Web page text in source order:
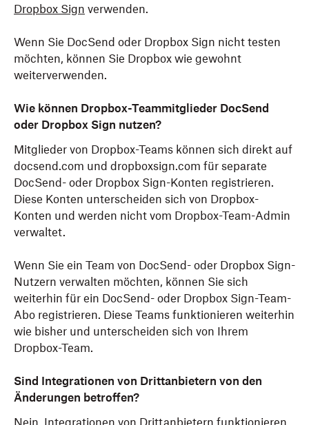
Dropbox Sign verwenden.
Wenn Sie DocSend oder Dropbox Sign nicht testen
möchten, können Sie Dropbox wie gewohnt
weiterverwenden.
Wie können Dropbox-Teammitglieder DocSend
oder Dropbox Sign nutzen?
Mitglieder von Dropbox-Teams können sich direkt auf
docsend.com und dropboxsign.com für separate
DocSend- oder Dropbox Sign-Konten registrieren.
Diese Konten unterscheiden sich von Dropbox-
Konten und werden nicht vom Dropbox-Team-Admin
verwaltet.
Wenn Sie ein Team von DocSend- oder Dropbox Sign-
Nutzern verwalten möchten, können Sie sich
weiterhin für ein DocSend- oder Dropbox Sign-Team-
Abo registrieren. Diese Teams funktionieren weiterhin
wie bisher und unterscheiden sich von Ihrem
Dropbox-Team.
Sind Integrationen von Drittanbietern von den
Änderungen betroffen?
Nein, Integrationen von Drittanbietern funktionieren